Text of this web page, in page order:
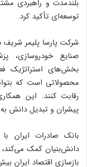
بلندمدت و راهبردی
توسعه‌ای تأکید کرد.
شرکت پارسا پلیمر شریف
صنایع خودروسازی،
بخش‌های استراتژیک
محصولاتی است که
رقابت کنند. این
پیشران و تبدیل دانش
بانک صادرات ایران
دانش‌بنیان کمک می‌کند،
بازسازی اقتصاد ایران